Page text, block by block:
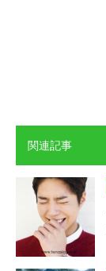
関連記事